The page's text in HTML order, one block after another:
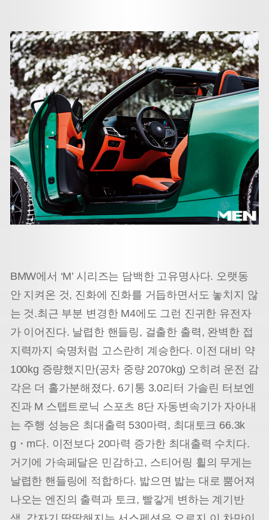
BMW에서 ‘M’ 시리즈는 담백한 고유명사다. 오랫동
안 지켜온 것, 진화에 진화를 거듭하면서도 놓치지 않
는 것.최근 부분 변경한 M4에도 그런 진귀한 유전자
가 이어진다. 날렵한 핸들링, 걸출한 출력, 완벽한 접
지력까지 숙명처럼 고스란히 계승한다. 이전 대비 약
100kg 증량했지만(공차 중량 2070kg) 오히려 운전 감
각은 더 홀가분해졌다. 6기통 3.0리터 가솔린 터보엔
진과 M 스텝트로닉 스포츠 8단 자동변속기가 자아내
는 주행 성능은 최대출력 530마력, 최대토크 66.3k
g・m다. 이전보다 20마력 증가한 최대출력 수치다.
거기에 가속페달은 민감하고, 스티어링 휠의 무게는
날렵한 핸들링에 적합하다. 밟으면 밟는 대로 뿜어져
나오는 엔진의 출력과 토크, 빨갛게 변하는 계기반